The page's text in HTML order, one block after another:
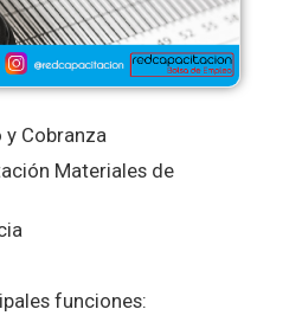
Cobranza
Materiales de
funciones: